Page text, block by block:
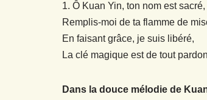
1. Ô Kuan Yin, ton nom est sacré,
Remplis-moi de ta flamme de
En faisant grâce, je suis libéré,
La clé magique est de tout
Dans la douce mélodie de